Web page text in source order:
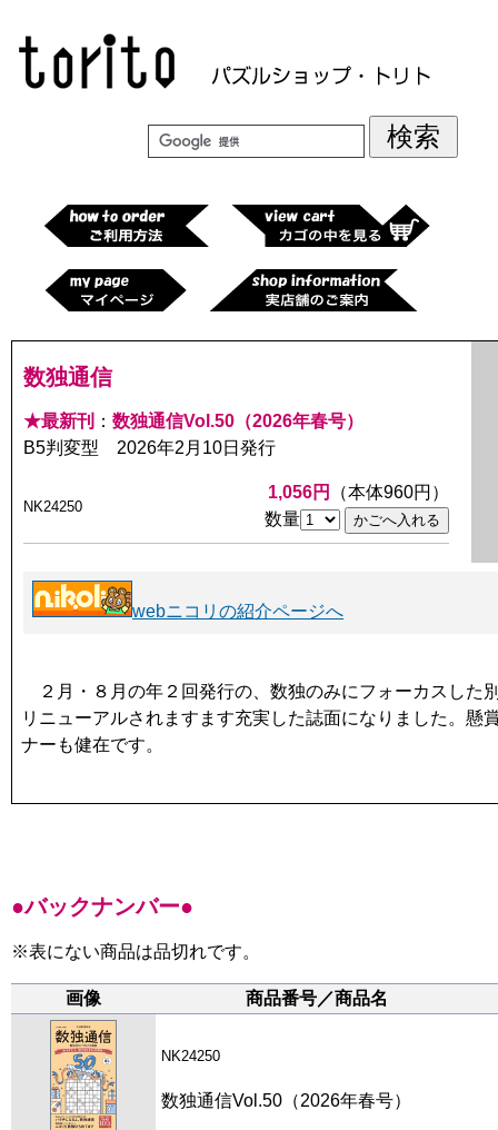
数独通信
★最新刊 ： 数独通信Vol.50（2026年春号）
B5判変型 2026年2月10日発行
NK24250
1,056円
（本体960円）
数量
webニコリの紹介ページへ
２月・８月の年２回発行の、数独のみにフォーカスした
リニューアルされますます充実した誌面になりました。懸
ナーも健在です。
●バックナンバー●
※表にない商品は品切れです。
画像 商品番号／商品名
NK24250
数独通信Vol.50（2026年春号）